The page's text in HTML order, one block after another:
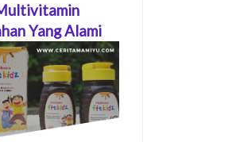
Yang Alami